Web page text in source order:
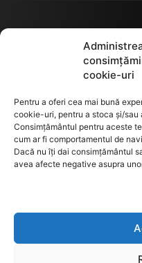
cookie-uri
Pentru a oferi cea mai bună
cookie-uri, pentru a stoca și/
Consimțământul pentru aceste
cum ar fi comportamentul de
Dacă nu îți dai consimțământul
avea afecte negative asupra
Termeni de utilizare
GDPR
Anunturi de licitații